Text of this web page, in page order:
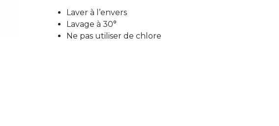
Laver à l’envers
Lavage à 30°
Ne pas utiliser de chlore